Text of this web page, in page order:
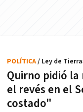
Quirno pidió
el revés en el
costado"
POLÍTICA/ Ley de